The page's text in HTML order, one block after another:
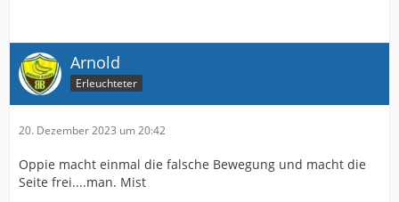
Arnold
Erleuchteter
20. Dezember 2023 um 20:42
Oppie macht einmal die falsche Bewegung und macht die
Seite frei....man. Mist